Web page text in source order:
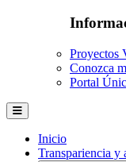
Proyectos
Conozca
Portal
Inicio
Transpariencia y